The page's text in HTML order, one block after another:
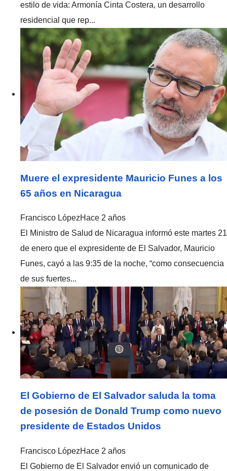
estilo de vida: Armonía Cinta Costera, un desarrollo
residencial que rep...
Muere el expresidente Mauricio Funes a los
65 años en Nicaragua
Francisco LópezHace 2 años
El Ministro de Salud de Nicaragua informó este martes 21
de enero que el expresidente de El Salvador, Mauricio
Funes, cayó a las 9:35 de la noche, “como consecuencia
de sus fuertes...
El Gobierno de El Salvador saluda la toma
de posesión de Donald Trump como nuevo
presidente de Estados Unidos
Francisco LópezHace 2 años
El Gobierno de El Salvador envió un comunicado de